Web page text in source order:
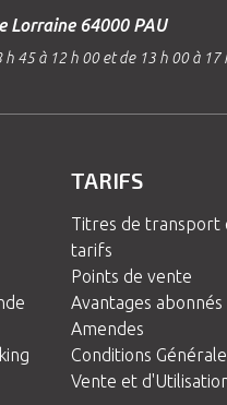
Lorraine 64000 PAU
h 45 à 12 h 00 et de 13 h 00 à 17
TARIFS
Titres de transport
tarifs
Points de vente
Avantages abonnés
Amendes
Conditions
Vente et